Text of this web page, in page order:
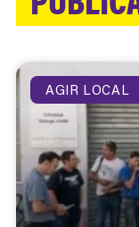
AGIR LOCAL